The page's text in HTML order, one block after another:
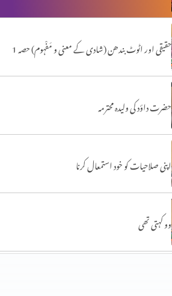
حقیقی اور اٹوٹ بندھن (شادی کے معنی و مَفْہوم) حصہ 1
حضرت داؤد کی ولیدہ محترمہ
اپنی صلاحیات کو خود استمعال کرنا
وو کہتی تھی